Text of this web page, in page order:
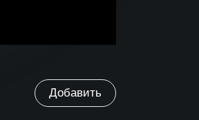
Добавить